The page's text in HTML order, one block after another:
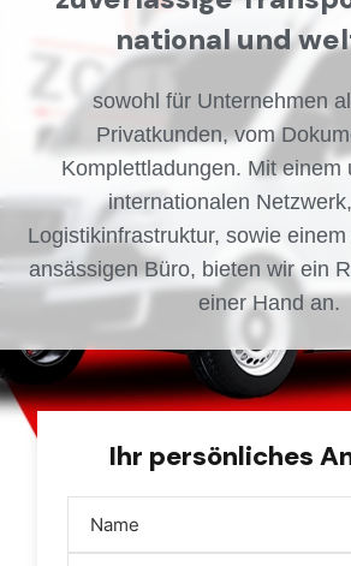
national und
sowohl für Unternehmen
Privatkunden, vom
Komplettladungen. Mit einem
internationalen
Logistikinfrastruktur, sowie
ansässigen Büro, bieten wir ein
einer Hand an.
Ihr persönliches